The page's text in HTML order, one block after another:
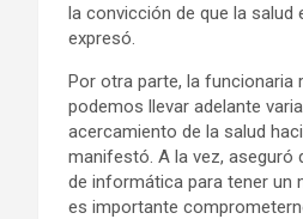
la convicción de que la salud
expresó.
Por otra parte, la funcionaria
podemos llevar adelante
acercamiento de la salud
manifestó. A la vez, aseguró
de informática para tener un
es importante